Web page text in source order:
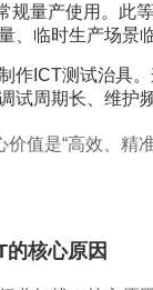
规量产使用。此
、临时生产场景
作ICT测试治具
试周期长、维护
值是“高效、
核心原因